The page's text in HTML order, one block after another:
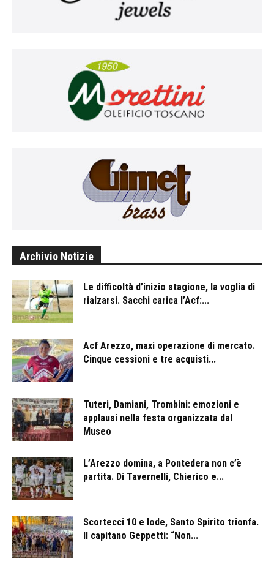
Archivio Notizie
Le difficoltà d’inizio stagione, la voglia di
rialzarsi. Sacchi carica l’Acf:...
Acf Arezzo, maxi operazione di mercato.
Cinque cessioni e tre acquisti...
Tuteri, Damiani, Trombini: emozioni e
applausi nella festa organizzata dal
Museo
L’Arezzo domina, a Pontedera non c’è
partita. Di Tavernelli, Chierico e...
Scortecci 10 e lode, Santo Spirito trionfa.
Il capitano Geppetti: “Non...